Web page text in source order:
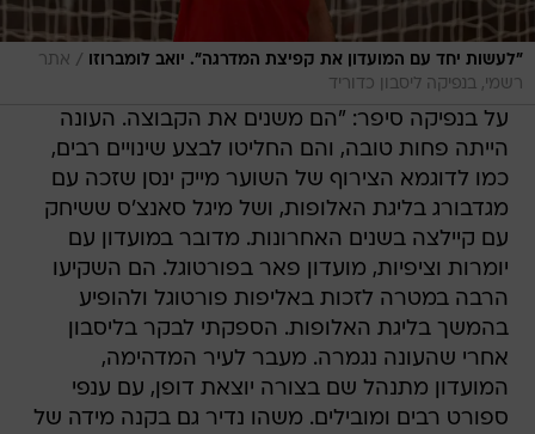
"לעשות יחד עם המועדון את קפיצת המדרגה". יואב לומברוזו / אתר
רשמי, בנפיקה ליסבון כדוריד
על בנפיקה סיפר: "הם משנים את הקבוצה. העונה
הייתה פחות טובה, והם החליטו לבצע שינויים רבים,
כמו לדוגמא הצירוף של השוער מייק ינסן שזכה עם
מגדבורג בליגת האלופות, ושל מיגל סאנצ'ס ששיחק
עם קיילצה בשנים האחרונות. מדובר במועדון עם
יומרות וציפיות, מועדון פאר בפורטוגל. הם השקיעו
הרבה במטרה לזכות באליפות פורטוגל ולהופיע
בהמשך בליגת האלופות. הספקתי לבקר בליסבון
אחרי שהעונה נגמרה. מעבר לעיר המדהימה,
המועדון מתנהל שם בצורה יוצאת דופן, עם ענפי
ספורט רבים ומובילים. משהו נדיר גם בקנה מידה של